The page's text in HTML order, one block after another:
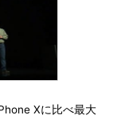
Xに比べ最大